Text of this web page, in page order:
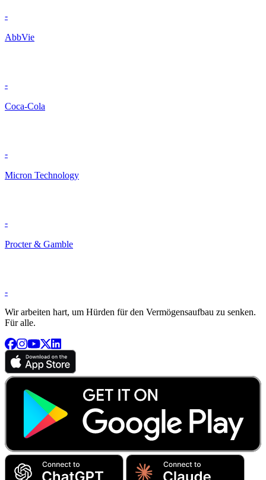
-
AbbVie
-
Coca-Cola
-
Micron Technology
-
Procter & Gamble
-
Wir arbeiten hart, um Hürden für den Vermögensaufbau zu senken.
Für alle.